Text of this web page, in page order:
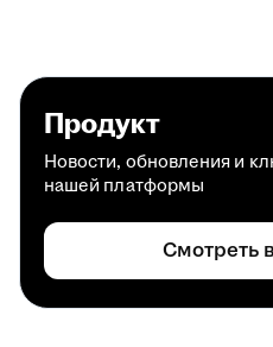
Продукт
Новости, обновления и
нашей платформы
Смотреть